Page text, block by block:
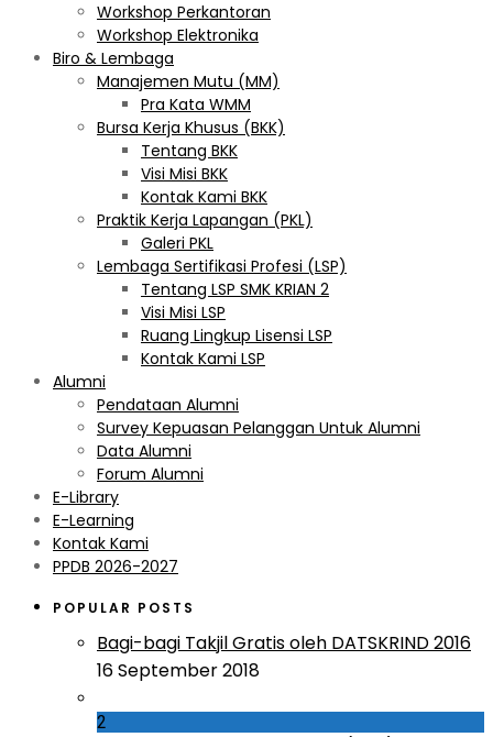
Workshop Perkantoran
Workshop Elektronika
Biro & Lembaga
Manajemen Mutu (MM)
Pra Kata WMM
Bursa Kerja Khusus (BKK)
Tentang BKK
Visi Misi BKK
Kontak Kami BKK
Praktik Kerja Lapangan (PKL)
Galeri PKL
Lembaga Sertifikasi Profesi (LSP)
Tentang LSP SMK KRIAN 2
Visi Misi LSP
Ruang Lingkup Lisensi LSP
Kontak Kami LSP
Alumni
Pendataan Alumni
Survey Kepuasan Pelanggan Untuk Alumni
Data Alumni
Forum Alumni
E-Library
E-Learning
Kontak Kami
PPDB 2026-2027
POPULAR POSTS
Bagi-bagi Takjil Gratis oleh DATSKRIND 2016
16 September 2018
2